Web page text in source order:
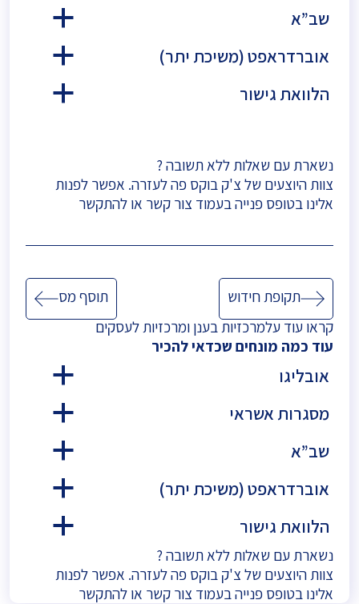
a
שב”א
a
אוברדראפט (משיכת יתר)
a
הלוואת גישור
נשארת עם שאלות ללא תשובה ?
צוות היוצעים של צ'ק בוקס פה לעזרה. אפשר לפנות
אלינו בטופס פנייה בעמוד צור קשר או להתקשר
ניווטתקופת חידוש
תוסף מס
קראו עוד עלמרכזיות בענן ומרכזיות לעסקים
עוד כמה מונחים שכדאי להכיר
a
אובליגו
a
מסגרות אשראי
a
שב”א
a
אוברדראפט (משיכת יתר)
a
הלוואת גישור
נשארת עם שאלות ללא תשובה ?
צוות היוצעים של צ'ק בוקס פה לעזרה. אפשר לפנות
אלינו בטופס פנייה בעמוד צור קשר או להתקשר